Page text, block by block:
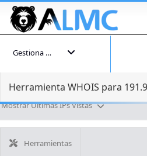
Gestiona tu cuenta
Herramienta WHOIS para
Mostrar Últimas IPs Vistas
Herramientas